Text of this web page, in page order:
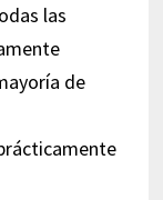
las
de